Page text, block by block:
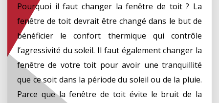
Pourquoi il faut changer la fenêtre de toit ? La
fenêtre de toit devrait être changé dans le but de
bénéficier le confort thermique qui contrôle
l’agressivité du soleil. Il faut également changer la
fenêtre de votre toit pour avoir une tranquillité
que ce soit dans la période du soleil ou de la pluie.
Parce que la fenêtre de toit évite le bruit de la